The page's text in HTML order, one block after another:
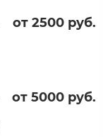
от 2500 руб.
от 5000 руб.